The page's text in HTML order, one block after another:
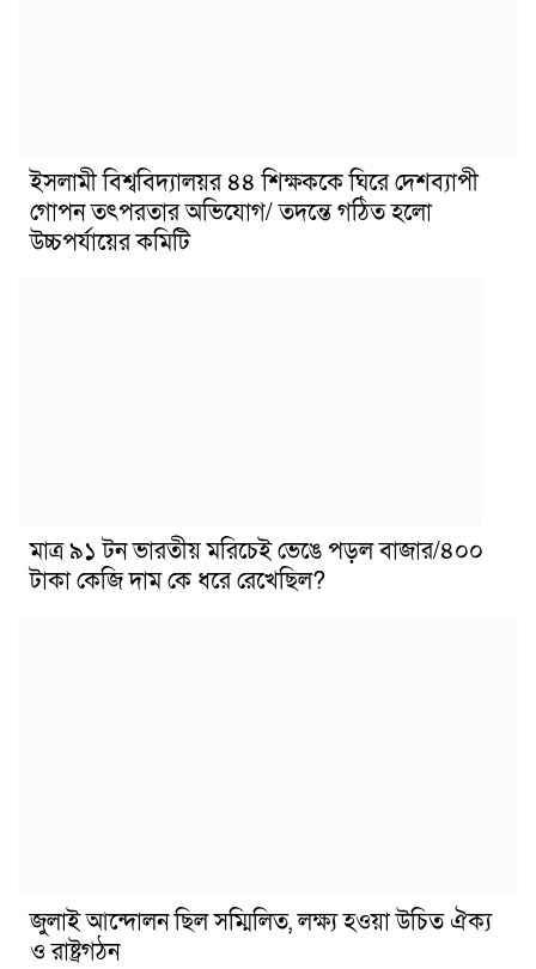
ইসলামী বিশ্ববিদ্যালয়র ৪৪ শিক্ষককে ঘিরে দেশব্যাপী
গোপন তৎপরতার অভিযোগ/ তদন্তে গঠিত হলো
উচ্চপর্যায়ের কমিটি
মাত্র ৯১ টন ভারতীয় মরিচেই ভেঙে পড়ল বাজার/৪০০
টাকা কেজি দাম কে ধরে রেখেছিল?
জুলাই আন্দোলন ছিল সম্মিলিত, লক্ষ্য হওয়া উচিত ঐক্য
ও রাষ্ট্রগঠন